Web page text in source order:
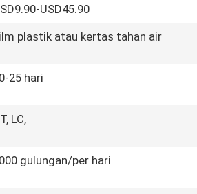
USD45.90
plastik atau kertas tahan air
25 hari
LC,
gulungan/per hari